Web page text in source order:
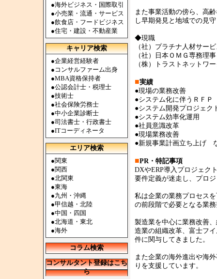
●海外ビジネス・国際取引
●小売業・流通・サービス
●飲食店・フードビジネス
●住宅・建設・不動産業
キャリア検索
●企業経営経験者
● コンサルファーム出身
●MBA資格保持者
●公認会計士・税理士
●技術士
●社会保険労務士
●中小企業診断士
●司法書士・行政書士
●ITコーディネータ
エリア検索
●関東
●関西
●北関東
●東海
●九州・沖縄
●甲信越・北陸
●中国・四国
●北海道・東北
●海外
コラム検索
コンサルタント登録はこち
ら
また事業活動の傍ら、高
し早期発見と地域での見
◆現職
（社）プラチナ人材サー
（社）日本ＯＭＧ専務理事
（株）トラストネットワ
■実績
●現場の業務改善
●システム化に伴うＲＦＰ
●システム開発プロジェク
●システム効率化運用
●社員意識改革
●現場業務改善
●新規事業計画立ち上げ
■PR・特記事項
DXやERP導入プロジェク
要件定義が迷走し、プロ
私は企業の業務プロセス
の前段階で必要となる業
製造業を中心に業務改善
造業の組織改革、富士フ
件に関与してきました。
また企業の海外進出や海
りを支援しています。